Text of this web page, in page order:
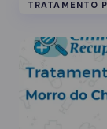
TRATAMENTO